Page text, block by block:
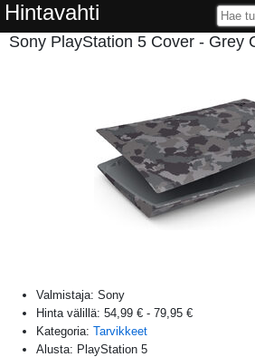
Hintavahti
Sony PlayStation 5 Cover - Grey
Valmistaja: Sony
Hinta välillä: 54,99 € - 79,95 €
Kategoria: Tarvikkeet
Alusta: PlayStation 5